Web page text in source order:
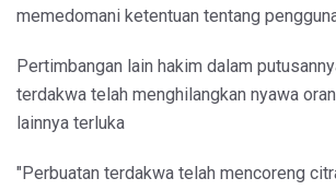
memedomani ketentuan tentang
Pertimbangan lain hakim dalam
terdakwa telah menghilangkan nyawa
lainnya terluka
"Perbuatan terdakwa telah mencoreng